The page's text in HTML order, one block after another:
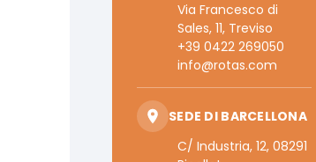
Via Francesco di
Sales, 11, Treviso
+39 0422 269050
info@rotas.com
SEDE DI BARCELLONA
C/ Industria, 12, 08291